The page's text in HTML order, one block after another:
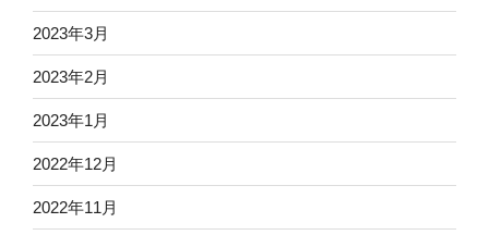
2023年3月
2023年2月
2023年1月
2022年12月
2022年11月